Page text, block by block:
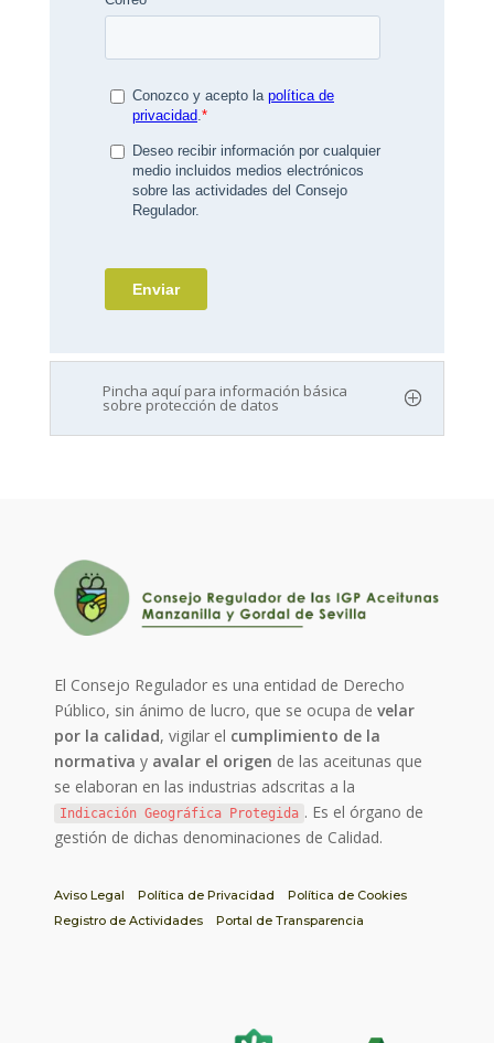
Pincha aquí para información básica
sobre protección de datos
El Consejo Regulador es una entidad de Derecho
Público, sin ánimo de lucro, que se ocupa develar
por la calidad, vigilar el cumplimiento de la
normativa y avalar el origen de las aceitunas que
se elaboran en las industrias adscritas a la
Indicación Geográfica Protegida . Es el órgano de
gestión de dichas denominaciones de Calidad.
Aviso Legal Política de Privacidad
Política de Cookies
Registro de Actividades
Portal de Transparencia